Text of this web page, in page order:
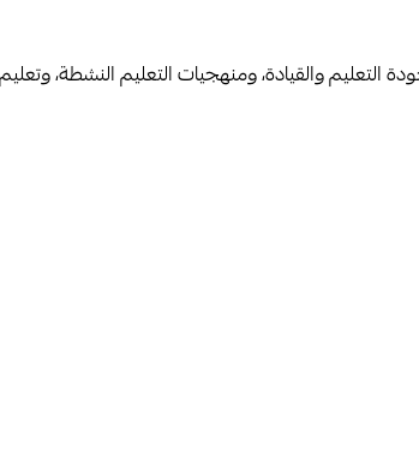
والقيادة، ومنهجيات التعليم النشطة،